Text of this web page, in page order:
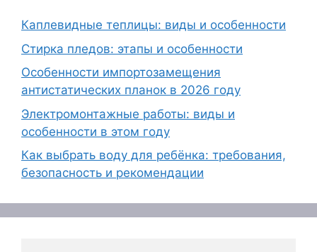
Каплевидные теплицы: виды и особенности
Стирка пледов: этапы и особенности
Особенности импортозамещения
антистатических планок в 2026 году
Электромонтажные работы: виды и
особенности в этом году
Как выбрать воду для ребёнка: требования,
безопасность и рекомендации